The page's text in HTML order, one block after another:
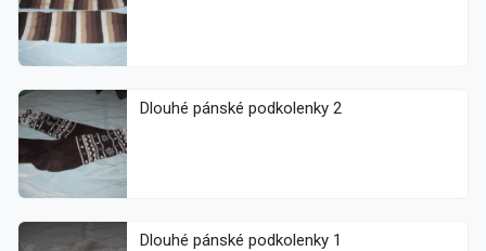
Dlouhé pánské podkolenky 2
Dlouhé pánské podkolenky 1